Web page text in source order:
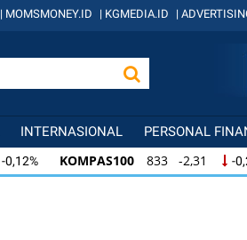
| MOMSMONEY.ID | KGMEDIA.ID |
INTERNASIONAL PERSONAL
-0,12% KOMPAS100 833 -2,31 -
-0,12% KOMPAS100 833 -2,31 -